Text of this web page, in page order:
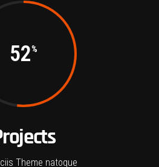
52
Theme natoque